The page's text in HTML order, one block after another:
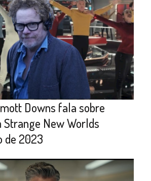
Downs fala sobre
Strange New Worlds
de 2023